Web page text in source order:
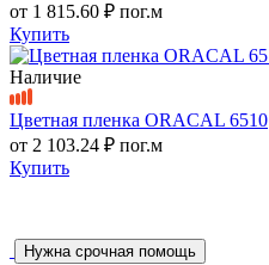
от 1 815.60 ₽ пог.м
Купить
Наличие
Цветная пленка ORACAL 6510
от 2 103.24 ₽ пог.м
Купить
Нужна срочная помощь